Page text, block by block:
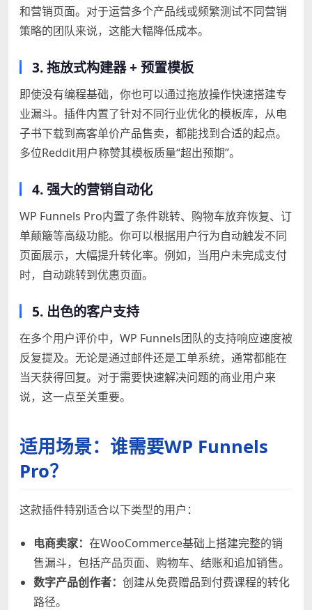
和营销页面。对于运营多个产品线或频繁测试不同营销
策略的团队来说，这能大幅降低成本。
3. 拖放式构建器 + 预置模板
即使没有编程基础，你也可以通过拖放操作快速搭建专
业漏斗。插件内置了针对不同行业优化的模板库，从电
子书下载到高客单价产品售卖，都能找到合适的起点。
多位Reddit用户称赞其模板质量“超出预期”。
4. 强大的营销自动化
WP Funnels Pro内置了条件跳转、购物车放弃恢复、订
单颠簸等高级功能。你可以根据用户行为自动触发不同
页面展示，大幅提升转化率。例如，当用户未完成支付
时，自动跳转到优惠页面。
5. 出色的客户支持
在多个用户评价中，WP Funnels团队的支持响应速度被
反复提及。无论是通过邮件还是工单系统，通常都能在
当天获得回复。对于需要快速解决问题的商业用户来
说，这一点至关重要。
适用场景：谁需要WP Funnels
Pro？
这款插件特别适合以下类型的用户：
电商卖家： 在WooCommerce基础上搭建完整的销
售漏斗，包括产品页面、购物车、结账和追加销售。
数字产品创作者： 创建从免费赠品到付费课程的转化
路径。